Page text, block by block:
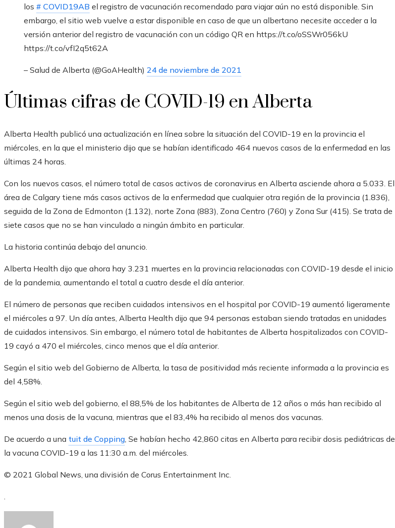
los # COVID19AB el registro de vacunación recomendado para viajar aún no está disponible. Sin
embargo, el sitio web vuelve a estar disponible en caso de que un albertano necesite acceder a la
versión anterior del registro de vacunación con un código QR en https://t.co/oSSWr056kU
https://t.co/vfI2q5t62A
– Salud de Alberta (@GoAHealth) 24 de noviembre de 2021
Últimas cifras de COVID-19 en Alberta
Alberta Health publicó una actualización en línea sobre la situación del COVID-19 en la provincia el
miércoles, en la que el ministerio dijo que se habían identificado 464 nuevos casos de la enfermedad en las
últimas 24 horas.
Con los nuevos casos, el número total de casos activos de coronavirus en Alberta asciende ahora a 5.033. El
área de Calgary tiene más casos activos de la enfermedad que cualquier otra región de la provincia (1.836),
seguida de la Zona de Edmonton (1.132), norte Zona (883), Zona Centro (760) y Zona Sur (415). Se trata de
siete casos que no se han vinculado a ningún ámbito en particular.
La historia continúa debajo del anuncio.
Alberta Health dijo que ahora hay 3.231 muertes en la provincia relacionadas con COVID-19 desde el inicio
de la pandemia, aumentando el total a cuatro desde el día anterior.
El número de personas que reciben cuidados intensivos en el hospital por COVID-19 aumentó ligeramente
el miércoles a 97. Un día antes, Alberta Health dijo que 94 personas estaban siendo tratadas en unidades
de cuidados intensivos. Sin embargo, el número total de habitantes de Alberta hospitalizados con COVID-
19 cayó a 470 el miércoles, cinco menos que el día anterior.
Según el sitio web del Gobierno de Alberta, la tasa de positividad más reciente informada a la provincia es
del 4,58%.
Según el sitio web del gobierno, el 88,5% de los habitantes de Alberta de 12 años o más han recibido al
menos una dosis de la vacuna, mientras que el 83,4% ha recibido al menos dos vacunas.
De acuerdo a una tuit de Copping , Se habían hecho 42,860 citas en Alberta para recibir dosis pediátricas de
la vacuna COVID-19 a las 11:30 a.m. del miércoles.
© 2021 Global News, una división de Corus Entertainment Inc.